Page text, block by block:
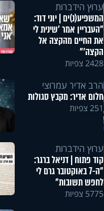
ערוץ הידברות
המשפיע(נ)ים | יוני דוד:
"העבריין אמר 'שינית לי
את החיים מהקצה אל
הקצה'"
2428 צפיות
הרב אדיר עמרוצי
חלום אדיר: מקבץ סגולות
251 צפיות
ערוץ הידברות
קוד פתוח | דניאל ברגר:
"ה-7 באוקטובר גרם לי
לחפש תשובות"
5775 צפיות